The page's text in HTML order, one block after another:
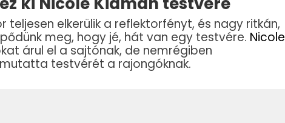
teljesen elkerülik a reflektorfényt, és nagy ritkán,
meg, hogy jé, hát van egy testvére. Nicole
árul el a sajtónak, de nemrégiben
testvérét a rajongóknak.